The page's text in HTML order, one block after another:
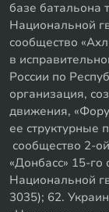
базе батальона
Национальной
сообщество
в
России по
организация,
движения,
ее структурные
сообщество 2-
«Донбасс» 15-го
Национальной
3035); 62.